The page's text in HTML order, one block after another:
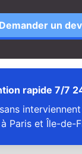
Demander un
rapide 7/7
Paris et Île-de-